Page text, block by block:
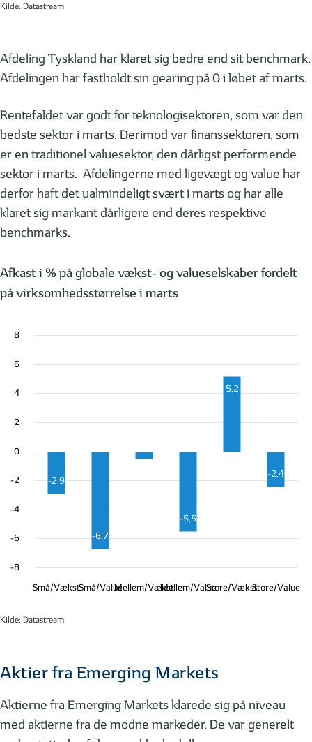
Kilde: Datastream
Afdeling Tyskland har klaret sig bedre end sit benchmark.
Afdelingen har fastholdt sin gearing på 0 i løbet af marts.
Rentefaldet var godt for teknologisektoren, som var den
bedste sektor i marts. Derimod var finanssektoren, som
er en traditionel valuesektor, den dårligst performende
sektor i marts. Afdelingerne med ligevægt og value har
derfor haft det ualmindeligt svært i marts og har alle
klaret sig markant dårligere end deres respektive
benchmarks.
Afkast i % på globale vækst- og valueselskaber fordelt
på virksomhedsstørrelse i marts
-2,9
-6,7
-5,5
5,2
-2,4
Små/VækstSmå/ValueMellem/VækstMellem/ValueStore/VækstStore/Value
-8
-6
-4
-2
0
2
4
6
8
Kilde: Datastream
Aktier fra Emerging Markets
Aktierne fra Emerging Markets klarede sig på niveau
med aktierne fra de modne markeder. De var generelt